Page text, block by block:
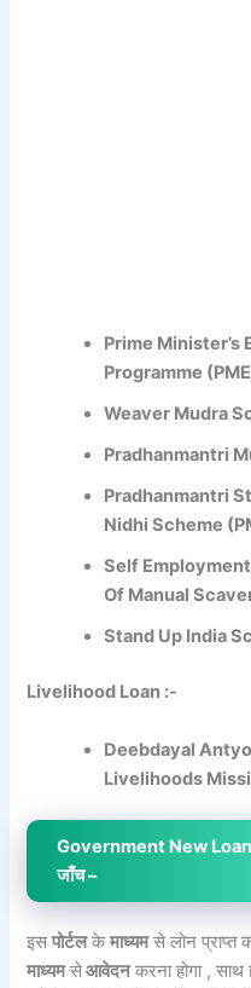
Prime
Programme
Weaver Mudra
Pradhanmantri
Pradhanmantri
Nidhi Scheme
Self
Of Manual
Stand Up India
Livelihood Loan :-
Deebdayal
Livelihoods
Government New Loan
जाँच –
इसपोर्टलकेमाध्यमसे लोन
माध्यमसेआवेदनकरना होगा , साथ